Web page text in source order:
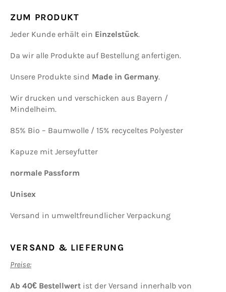
ZUM PRODUKT
Jeder Kunde erhält ein Einzelstück.
Da wir alle Produkte auf Bestellung anfertigen.
Unsere Produkte sind Made in Germany.
Wir drucken und verschicken aus Bayern /
Mindelheim.
85% Bio – Baumwolle / 15% recyceltes Polyester
Kapuze mit Jerseyfutter
normale Passform
Unisex
Versand in umweltfreundlicher Verpackung
VERSAND & LIEFERUNG
Preise:
Ab 40€ Bestellwert ist der Versand innerhalb von